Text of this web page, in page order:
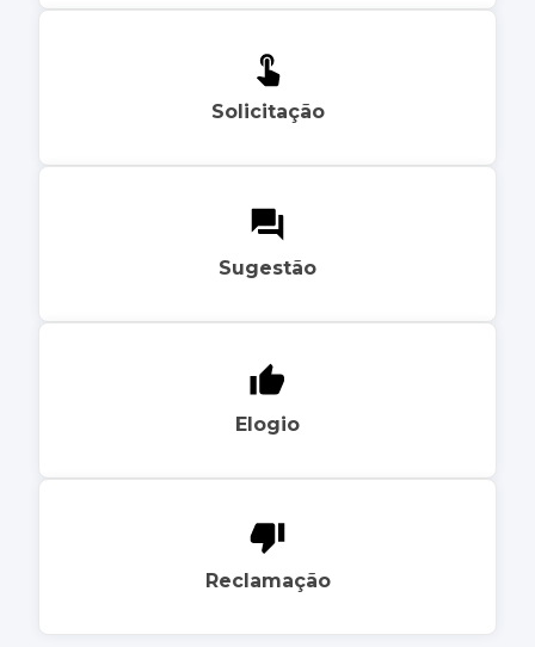
Solicitação
Sugestão
Elogio
Reclamação